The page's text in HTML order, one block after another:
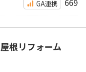
GA連携
根リフォーム